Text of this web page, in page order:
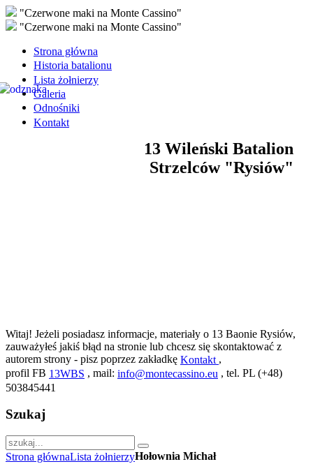
"Czerwone maki na Monte Cassino"
"Czerwone maki na Monte Cassino"
Strona główna
Historia batalionu
Lista żołnierzy
Galeria
Odnośniki
Kontakt
13 Wileński Batalion
Strzelców "Rysiów"
Witaj! Jeżeli posiadasz informacje, materiały o 13 Baonie Rysiów,
zauważyłeś jakiś błąd na stronie lub chcesz się skontaktować z
autorem strony - pisz poprzez zakładkę Kontakt ,
profil FB 13WBS , mail: info@montecassino.eu , tel. PL (+48)
503845441
Szukaj
Strona głównaLista żołnierzyHołownia Michał